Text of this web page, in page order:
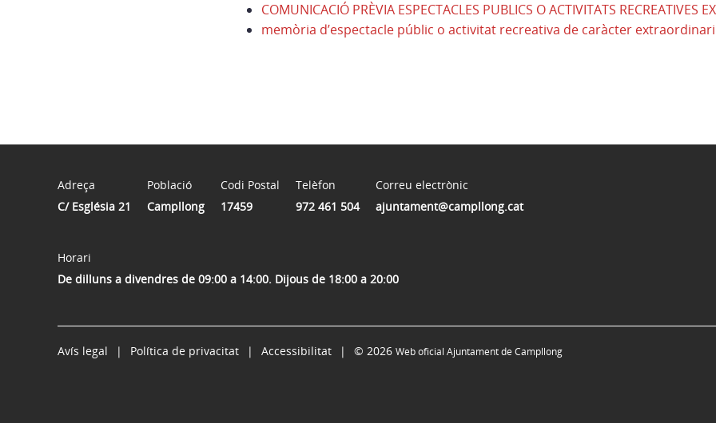
COMUNICACIÓ PRÈVIA ESPECTACLES PUBLICS O ACTIVITATS RECREATIVES
memòria d’espectacle públic o activitat recreativa de caràcter extraordinari
Adreça
C/ Església 21
Població
Campllong
Codi Postal
17459
Telèfon
972 461 504
Correu electrònic
ajuntament@campllong.cat
Horari
De dilluns a divendres de 09:00 a 14:00. Dijous de 18:00 a 20:00
Avís legal Política de privacitat Accessibilitat © 2026 Web oficial Ajuntament de Campllong